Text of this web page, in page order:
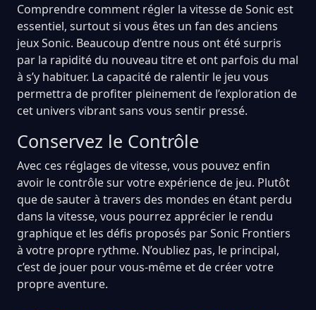
Comprendre comment régler la vitesse de Sonic est
essentiel, surtout si vous êtes un fan des anciens
jeux Sonic. Beaucoup d’entre nous ont été surpris
par la rapidité du nouveau titre et ont parfois du mal
à s’y habituer. La capacité de ralentir le jeu vous
permettra de profiter pleinement de l’exploration de
cet univers vibrant sans vous sentir pressé.
Conservez le Contrôle
Avec ces réglages de vitesse, vous pouvez enfin
avoir le contrôle sur votre expérience de jeu. Plutôt
que de sauter à travers des mondes en étant perdu
dans la vitesse, vous pourrez apprécier le rendu
graphique et les défis proposés par Sonic Frontiers
à votre propre rythme. N’oubliez pas, le principal,
c’est de jouer pour vous-même et de créer votre
propre aventure.